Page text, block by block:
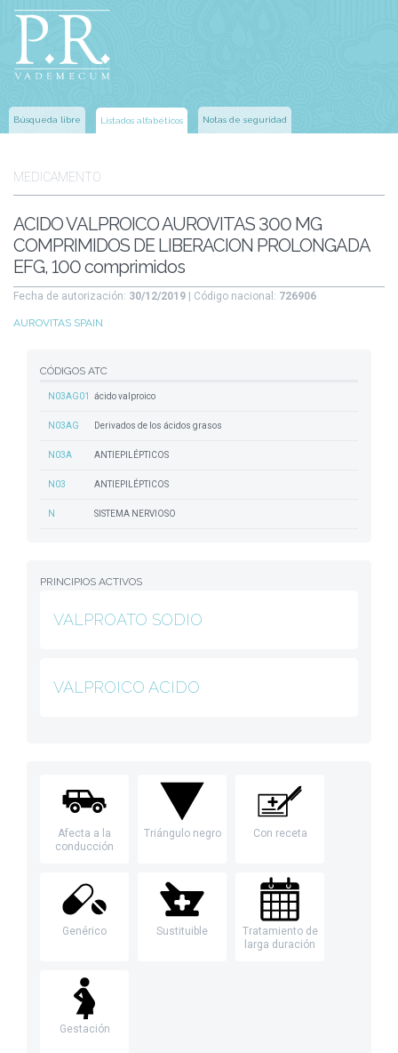
Búsqueda libre Listados alfabéticos Notas de seguridad
MEDICAMENTO
ACIDO VALPROICO AUROVITAS 300 MG
COMPRIMIDOS DE LIBERACION PROLONGADA
EFG, 100 comprimidos
Fecha de autorización: 30/12/2019 | Código nacional: 726906
AUROVITAS SPAIN
CÓDIGOS ATC
N03AG01 ácido valproico
N03AG Derivados de los ácidos grasos
N03A ANTIEPILÉPTICOS
N03 ANTIEPILÉPTICOS
N SISTEMA NERVIOSO
PRINCIPIOS ACTIVOS
VALPROATO SODIO
VALPROICO ACIDO
Afecta a la
conducción
Triángulo negro Con receta
Genérico Sustituible
Tratamiento de
larga duración
Gestación